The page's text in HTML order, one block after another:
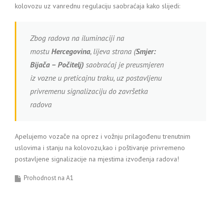
kolovozu uz vanrednu regulaciju saobraćaja kako slijedi:
Zbog radova na iluminaciji na
mostu Hercegovina, lijeva strana (Smjer:
Bijača – Počitelj) saobraćaj je preusmjeren
iz vozne u preticajnu traku, uz postavljenu
privremenu signalizaciju do završetka
radova
Apelujemo vozače na oprez i vožnju prilagođenu trenutnim
uslovima i stanju na kolovozu,kao i poštivanje privremeno
postavljene signalizacije na mjestima izvođenja radova!
Prohodnost na A1